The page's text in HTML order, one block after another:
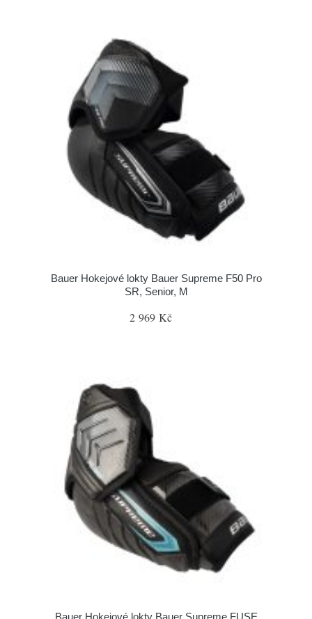
Bauer Hokejové lokty Bauer Supreme F50 Pro
SR, Senior, M
2 969 Kč
Bauer Hokejové lokty Bauer Supreme FUSE